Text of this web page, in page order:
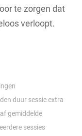
te zorgen dat
verloopt.
duur sessieextra
gemiddelde
sessies